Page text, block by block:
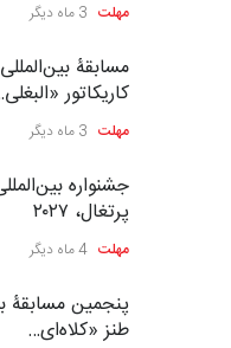
مهلت 3 ماه دیگر
مسابقۀ
کاریکاتور
مهلت 3 ماه دیگر
جشنواره
پرتغال، ۲۰۲۷
مهلت 4 ماه دیگر
پنجمین مسابقۀ
طنز «کلاه‌ای…